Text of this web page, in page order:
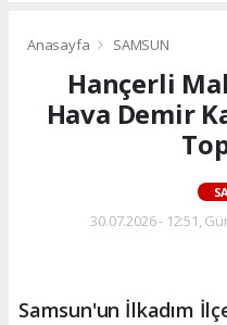
Anasayfa SAMSUN
Hançerli
Hava Demir
30.07.2026 - 12:51,
Samsun'un İlkadım